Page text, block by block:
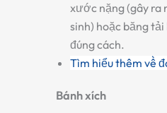
xước nặng (gây ra
sinh) hoặc băng
đúng cách.
Tìm hiểu thêm về
Bánh xích